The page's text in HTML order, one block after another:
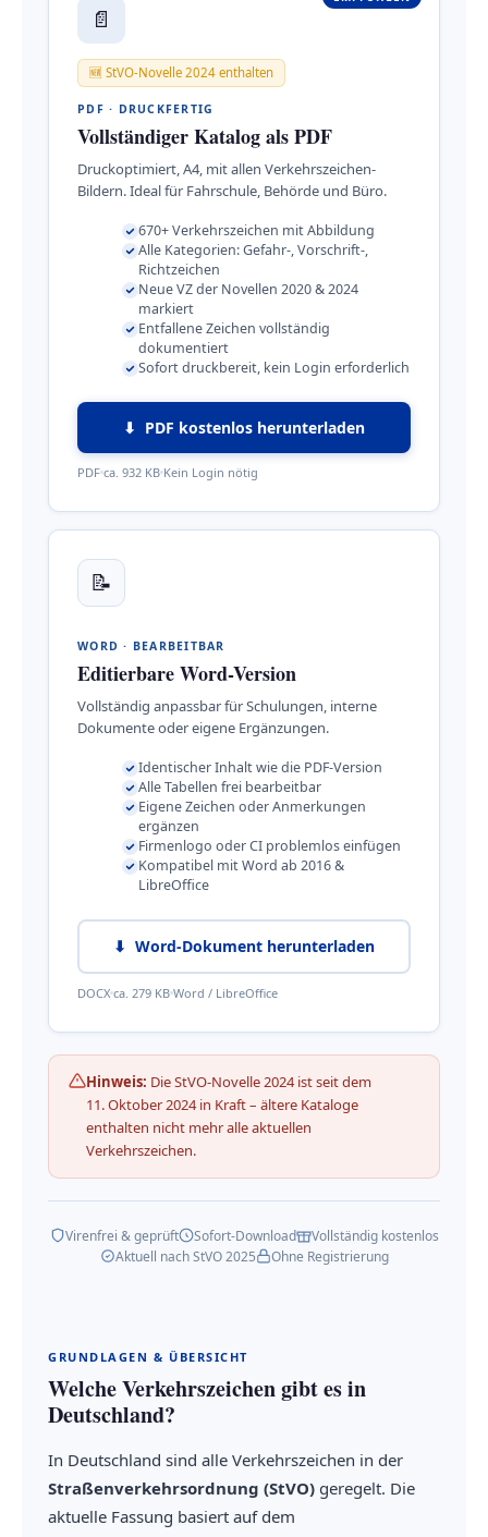
📄
🆕 StVO-Novelle 2024 enthalten
PDF · DRUCKFERTIG
Vollständiger Katalog als PDF
Druckoptimiert, A4, mit allen Verkehrszeichen-
Bildern. Ideal für Fahrschule, Behörde und Büro.
670+ Verkehrszeichen mit Abbildung
Alle Kategorien: Gefahr-, Vorschrift-,
Richtzeichen
Neue VZ der Novellen 2020 & 2024
markiert
Entfallene Zeichen vollständig
dokumentiert
Sofort druckbereit, kein Login erforderlich
⬇ PDF kostenlos herunterladen
PDF ca. 932 KB Kein Login nötig
📝
WORD · BEARBEITBAR
Editierbare Word-Version
Vollständig anpassbar für Schulungen, interne
Dokumente oder eigene Ergänzungen.
Identischer Inhalt wie die PDF-Version
Alle Tabellen frei bearbeitbar
Eigene Zeichen oder Anmerkungen
ergänzen
Firmenlogo oder CI problemlos einfügen
Kompatibel mit Word ab 2016 &
LibreOffice
⬇ Word-Dokument herunterladen
DOCX ca. 279 KB Word / LibreOffice
Hinweis: Die StVO-Novelle 2024 ist seit dem
11. Oktober 2024 in Kraft – ältere Kataloge
enthalten nicht mehr alle aktuellen
Verkehrszeichen.
Virenfrei & geprüft Sofort-Download
Vollständig kostenlos
Aktuell nach StVO 2025
Ohne Registrierung
GRUNDLAGEN & ÜBERSICHT
Welche Verkehrszeichen gibt es in
Deutschland?
In Deutschland sind alle Verkehrszeichen in der
Straßenverkehrsordnung (StVO) geregelt. Die
aktuelle Fassung basiert auf dem